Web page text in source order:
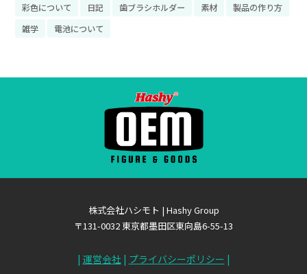
彩色について
日記 歯ブラシホルダー 素材
製品の作り方
雑学
電池について
株式会社ハシモト | Hashy Group
〒131-0032 東京都墨田区東向島6-55-13
| 運営会社| プライバシーポリシー |